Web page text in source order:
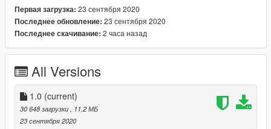
Первая загрузка: 23 сентября 2020
Последнее обновление: 23 сентября 2020
Последнее скачивание: 2 часа назад
All Versions
1.0 (current)
30 648 загрузки
, 11,2 МБ
23 сентября 2020